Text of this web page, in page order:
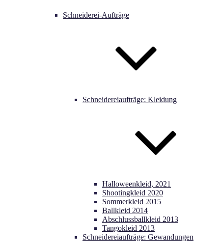
Schneiderei-Aufträge
Schneidereiaufträge: Kleidung
Halloweenkleid, 2021
Shootingkleid 2020
Sommerkleid 2015
Ballkleid 2014
Abschlussballkleid 2013
Tangokleid 2013
Schneidereiaufträge: Gewandungen